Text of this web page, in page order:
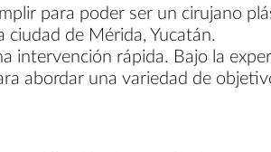
para poder ser un cirujano
de Mérida, Yucatán.
intervención rápida. Bajo la
abordar una variedad de